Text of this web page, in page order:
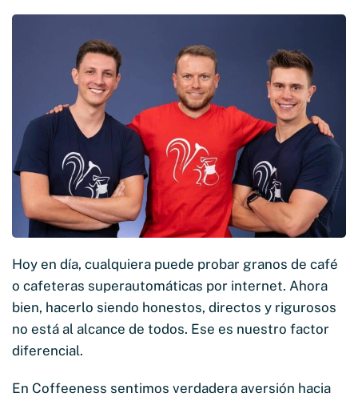
Hoy en día, cualquiera puede probar granos de café
o cafeteras superautomáticas por internet. Ahora
bien, hacerlo siendo honestos, directos y rigurosos
no está al alcance de todos. Ese es nuestro factor
diferencial.
En Coffeeness sentimos verdadera aversión hacia